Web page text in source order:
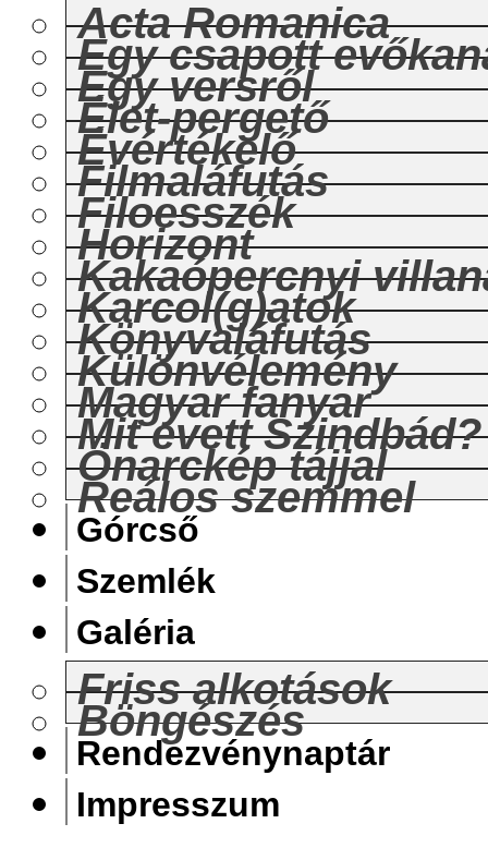
Acta Romanica
Egy csapott
Egy versről
Élet-pergető
Évértékelő
Filmaláfutás
Filoesszék
Horizont
Kakaópercnyi
Karcol(g)atok
Könyvaláfutás
Különvélemény
Magyar fanyar
Mit evett Szindbád?
Önarckép tájjal
Reálos szemmel
Górcső
Szemlék
Galéria
Friss alkotások
Böngészés
Rendezvénynaptár
Impresszum